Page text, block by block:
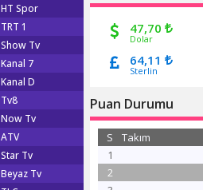
HT Spor
TRT 1
Show Tv
Kanal 7
Kanal D
Tv8
Now Tv
ATV
Star Tv
Beyaz Tv
47,70
Dolar
64,11
Sterlin
Puan Durumu
S Takım
1
2